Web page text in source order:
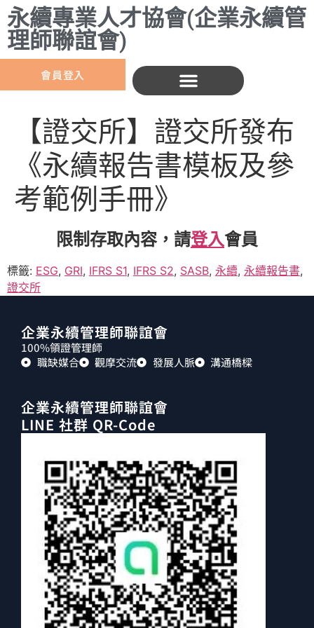
永續專業人才協會(企業永續管
理師聯誼會)
會員登入
【證交所】證交所發布
《永續報告書模板及參
考範例手冊》
限制存取內容，請登入會員
標籤: ESG, GRI, IFRS S1, IFRS S2, SASB, 永續, 永續報告書,
證交所
企業永續管理師聯誼會
100%領證管理師
職缺媒合
觀摩交流 發展人脈 溝通橋樑
企業永續管理師聯誼會
LINE 社群 QR-Code